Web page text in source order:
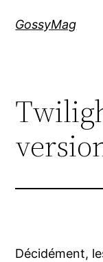
GossyMag
Décidément,